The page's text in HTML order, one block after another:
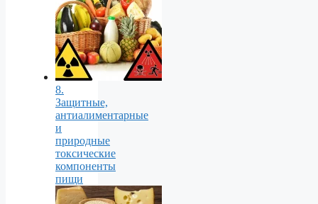
8.
Защитные,
антиалиментарные
и
природные
токсические
компоненты
пищи